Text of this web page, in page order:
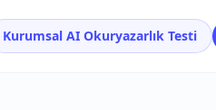
Kurumsal AI Okuryazarlık Testi